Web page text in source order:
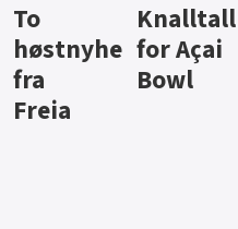
Knalltall
for Açai
Bowl
Aass vil
bli
førstevalg